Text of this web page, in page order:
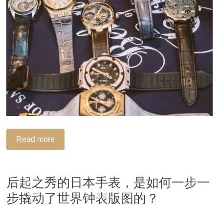
Read more
后起之秀的日本手表，是如何一步一
步撬动了世界钟表版图的？